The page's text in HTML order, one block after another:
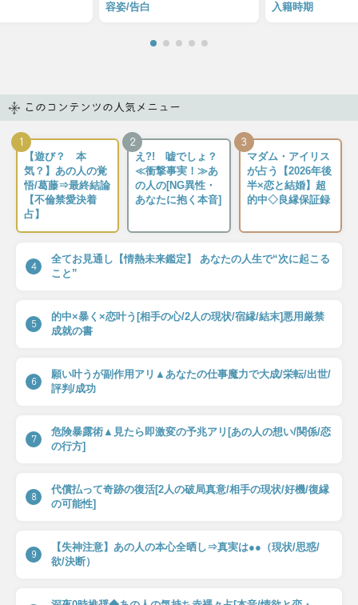
容姿/告白
入籍時期
このコンテンツの人気メニュー
1
【遊び？ 本
気？】あの人の覚
悟/葛藤⇒最終結論
【不倫禁愛決着
占】
2
え?! 嘘でしょ？
≪衝撃事実！≫あ
の人の[NG異性・
あなたに抱く本音]
3
マダム・アイリス
が占う【2026年後
半×恋と結婚】超
的中◇良縁保証録
4
全てお見通し【情熱未来鑑定】 あなたの人生で“次に起こる
こと”
5
的中×暴く×恋叶う[相手の心/2人の現状/宿縁/結末]悪用厳禁
成就の書
6
願い叶うが副作用アリ▲あなたの仕事魔力で大成/栄転/出世/
評判/成功
7
危険暴露術▲見たら即激変の予兆アリ[あの人の想い/関係/恋
の行方]
8
代償払って奇跡の復活[2人の破局真意/相手の現状/好機/復縁
の可能性]
9
【失神注意】あの人の本心全晒し⇒真実は●●（現状/思惑/
欲/決断）